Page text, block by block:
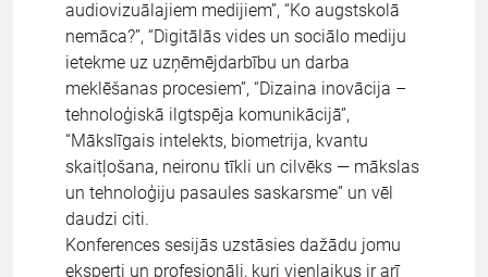
audiovizuālajiem medijiem”, “Ko augstskolā
nemāca?”, “Digitālās vides un sociālo mediju
ietekme uz uzņēmējdarbību un darba
meklēšanas procesiem”, “Dizaina inovācija –
tehnoloģiskā ilgtspēja komunikācijā”,
“Mākslīgais intelekts, biometrija, kvantu
skaitļošana, neironu tīkli un cilvēks — mākslas
un tehnoloģiju pasaules saskarsme” un vēl
daudzi citi.
Konferences sesijās uzstāsies dažādu jomu
eksperti un profesionāļi, kuri vienlaikus ir arī